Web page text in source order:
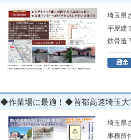
埼玉県
平屋建
鉄骨造
◆作業場に最適！◆首都高速埼玉
埼玉県
事務所